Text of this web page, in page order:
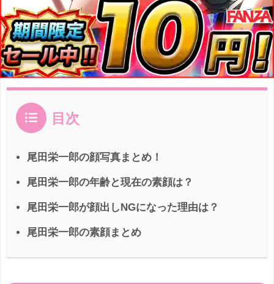
目次
尾田栄一郎の顔写真まとめ！
尾田栄一郎の年齢と現在の素顔は？
尾田栄一郎が顔出しNGになった理由は？
尾田栄一郎の素顔まとめ